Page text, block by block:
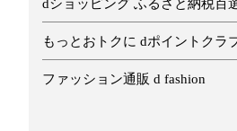
dショッピング ふるさと納税百
もっとおトクに dポイントクラ
ファッション通販 d fashion